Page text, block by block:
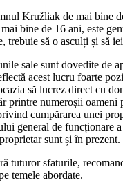
Kružliak de mai bine
bine de 16 ani, este
trebuie să o asculți și să
sale sunt dovedite de
acest lucru foarte
să lucrez direct cu
printre numeroșii oameni
cumpărarea unei
general de funcționare
sunt și în prezent.
tuturor sfaturile,
temele abordate.